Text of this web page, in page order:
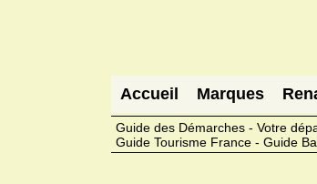
Accueil Marques
Guide des Démarches - Votre
Guide Tourisme France - Guide